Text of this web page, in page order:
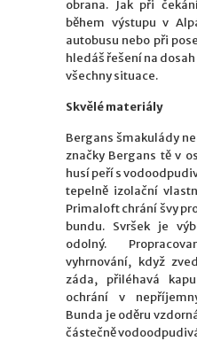
obrana. Jak při
během výstupu v
autobusu nebo při
hledáš řešení na
všechny situace.
Skvělé materiály
Bergans šmakulády
značky Bergans tě v
husí peří s
tepelně izolační
Primaloft chrání švy
bundu. Svršek je
odolný.
vyhrnování, když
záda, přiléhavá
ochrání v
Bunda je oděru
částečně